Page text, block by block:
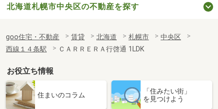
北海道札幌市中央区の不動産を探す
goo住宅・不動産 賃貸 北海道 札幌市
中央区
西線１４条駅
ＣＡＲＲＥＲＡ行啓通 1LDK
お役立ち情報
住まいのコラム
「住みたい街」
を見つけよう